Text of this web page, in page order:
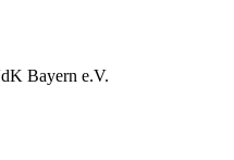
Bayern e.V.